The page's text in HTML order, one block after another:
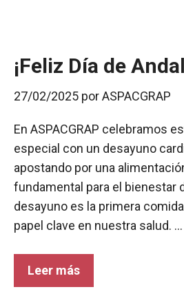
¡Feliz Día de
27/02/2025 porASPACGRAP
En ASPACGRAP celebramos
especial con un desayuno
apostando por una
fundamental para el bienestar
desayuno es la primera
papel clave en nuestra salud. …
Leer más